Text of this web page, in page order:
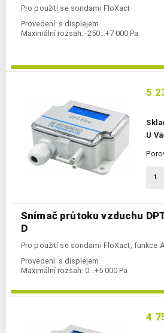
Pro použití se sondami FloXact
Provedení: s displejem
Maximální rozsah: -250…+7 000 Pa
Snímač průtoku vzduchu
D
Pro použití se sondami FloXact, funkce
Provedení: s displejem
Maximální rozsah: 0…+5 000 Pa
5
U
4